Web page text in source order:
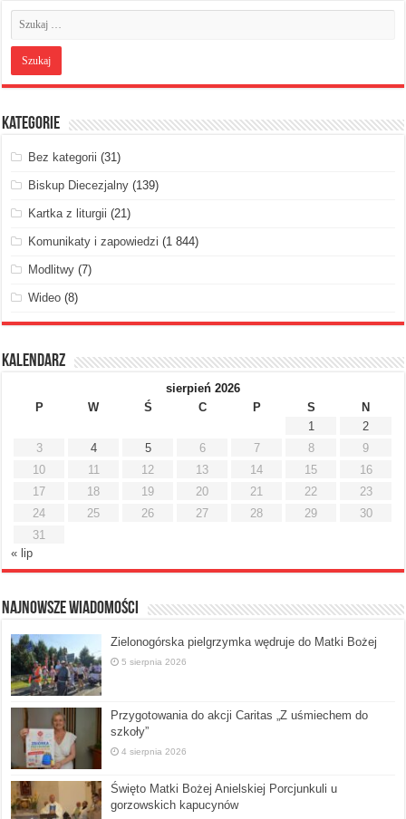
Kategorie
Bez kategorii (31)
Biskup Diecezjalny (139)
Kartka z liturgii (21)
Komunikaty i zapowiedzi (1 844)
Modlitwy (7)
Wideo (8)
Kalendarz
sierpień 2026
P
W Ś C P S
N
1
2
3
4 5 6 7 8
9
10
11 12 13 14 15
16
17
18 19 20 21 22
23
24
25 26 27 28 29
30
31
« lip
Najnowsze Wiadomości
Zielonogórska pielgrzymka wędruje do Matki Bożej
5 sierpnia 2026
Przygotowania do akcji Caritas „Z uśmiechem do
szkoły”
4 sierpnia 2026
Święto Matki Bożej Anielskiej Porcjunkuli u
gorzowskich kapucynów